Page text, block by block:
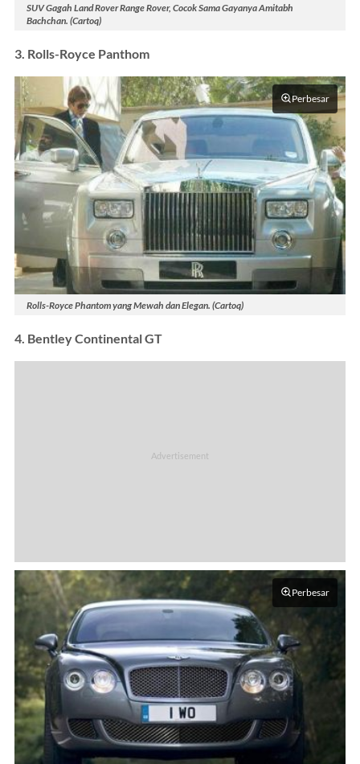
SUV Gagah Land Rover Range Rover, Cocok Sama Gayanya Amitabh
Bachchan. (Cartoq)
3. Rolls-Royce Panthom
Perbesar
Rolls-Royce Phantom yang Mewah dan Elegan. (Cartoq)
4. Bentley Continental GT
Perbesar